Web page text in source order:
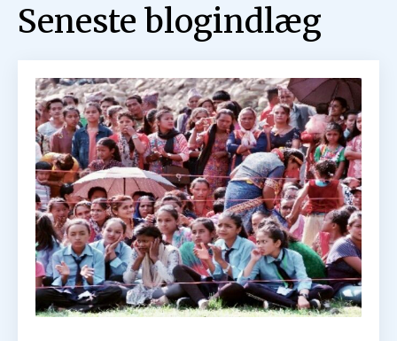
Seneste blogindlæg